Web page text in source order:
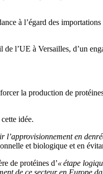
à l’égard des
l’UE à Versailles, d’un
la production de
idée.
en
et biologique et en
de protéines d’« étape